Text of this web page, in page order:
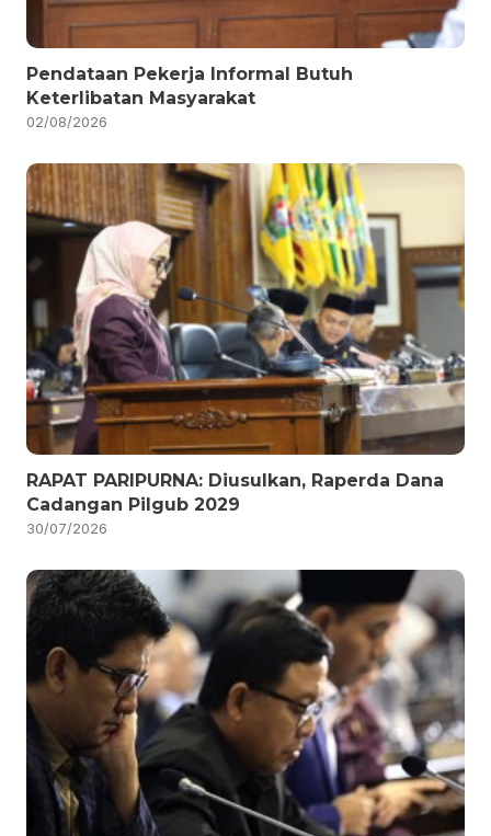
Pendataan Pekerja Informal Butuh
Keterlibatan Masyarakat
02/08/2026
RAPAT PARIPURNA: Diusulkan, Raperda Dana
Cadangan Pilgub 2029
30/07/2026